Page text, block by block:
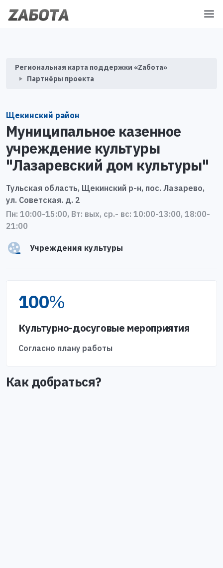
Региональная карта поддержки «Zабота»
Партнёры проекта
Щекинский район
Муниципальное казенное
учреждение культуры
"Лазаревский дом культуры"
Тульская область, Щекинский р-н, пос. Лазарево,
ул. Советская. д. 2
Пн: 10:00-15:00, Вт: вых, ср.- вс: 10:00-13:00, 18:00-
21:00
Учреждения культуры
100%
Культурно-досуговые мероприятия
Согласно плану работы
Как добраться?